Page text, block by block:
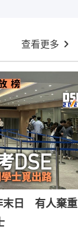
查看更多
末日 有人棄重